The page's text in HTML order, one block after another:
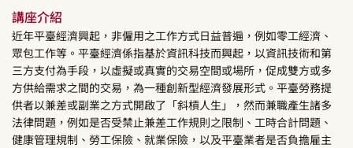
講座介紹
近年平臺經濟興起，非僱用之工作方式日益普遍，例如零工經濟、
眾包工作等。平臺經濟係指基於資訊科技而興起，以資訊技術和第
三方支付為手段，以虛擬或真實的交易空間或場所，促成雙方或多
方供給需求之間的交易，為一種創新型經濟發展形式。平臺勞務提
供者以兼差或副業之方式開啟了「斜槓人生」，然而兼職產生諸多
法律問題，例如是否受禁止兼差工作規則之限制、工時合計問題、
健康管理規制、勞工保險、就業保險，以及平臺業者是否負擔雇主